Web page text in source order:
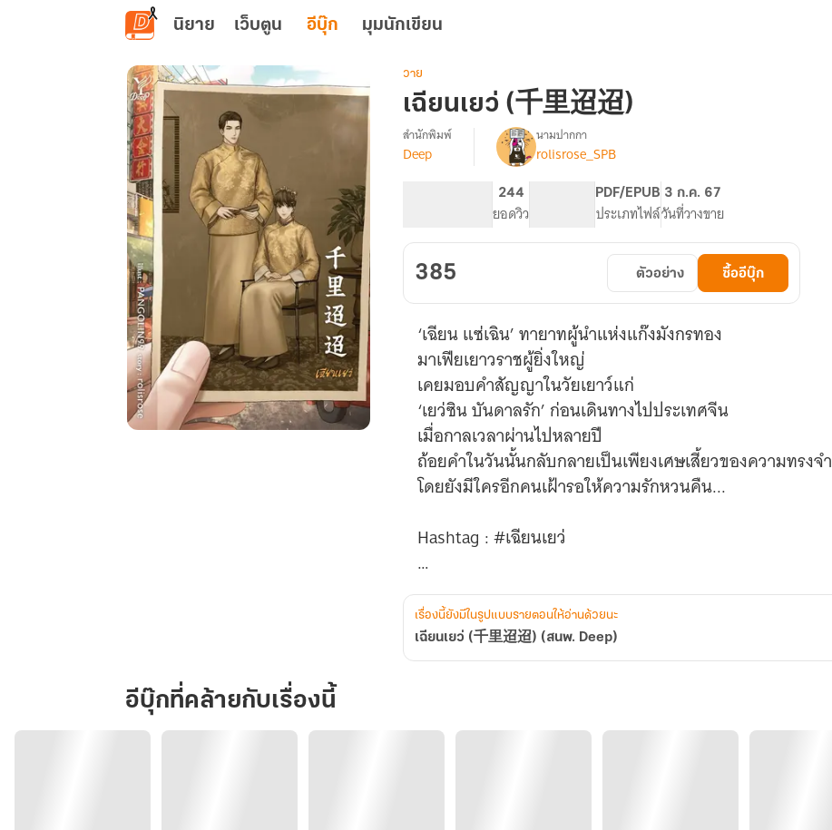
ข้ามไปยังเนื้อหาหลัก
นิยาย เว็บตูน อีบุ๊ก มุมนักเขียน
วาย
เฉียนเยว่ (千里迢迢)
เรื่อง
迢)
(สนพ.
Deep)
สำนักพิมพ์
Deep
นามปากกา
rolisrose_SPB
244
ยอดวิว
PDF/EPUB
ประเภทไฟล์
3 ก.ค. 67
วันที่วางขาย
385 ตัวอย่าง ซื้ออีบุ๊ก
‘เฉียน แซ่เฉิน’ ทายาทผู้นำแห่งแก๊งมังกรทอง
มาเฟียเยาวราชผู้ยิ่งใหญ่
เคยมอบคำสัญญาในวัยเยาว์แก่
‘เยว่ซิน บันดาลรัก’ ก่อนเดินทางไปประเทศจีน
เมื่อกาลเวลาผ่านไปหลายปี
ถ้อยคำในวันนั้นกลับกลายเป็นเพียงเศษเสี้ยวของความทรงจำ
โดยยังมีใครอีกคนเฝ้ารอให้ความรักหวนคืน...
Hashtag : #เฉียนเยว่
━━━━━━━━━━━━━━
“ไปไหว้ศาลเจ้ากันไหม”
“เฉียนขอพรว่าอะไรเหรอ”
เรื่องนี้ยังมีในรูปแบบรายตอนให้อ่านด้วยนะ
เฉียนเยว่ (千里迢迢) (สนพ. Deep)
อีบุ๊กที่คล้ายกับเรื่องนี้